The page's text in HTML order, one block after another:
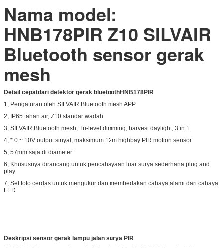
Nama model:
HNB178PIR Z10 SILVAIR
Bluetooth sensor gerak
mesh
Detail cepatdari detektor gerak bluetoothHNB178PIR
1, Pengaturan oleh SILVAIR Bluetooth mesh APP
2, IP65 tahan air, Z10 standar wadah
3, SILVAIR Bluetooth mesh, Tri-level dimming, harvest daylight, 3 in 1
4, * 0 ~ 10V output sinyal, maksimum 12m highbay PIR motion sensor
5, 57mm saja di diameter
6, Khususnya dirancang untuk pencahayaan luar surya sederhana plug and
play
7, Sel foto cerdas untuk mengukur dan membedakan cahaya alami dari cahaya
LED
Deskripsi sensor gerak lampu jalan surya PIR